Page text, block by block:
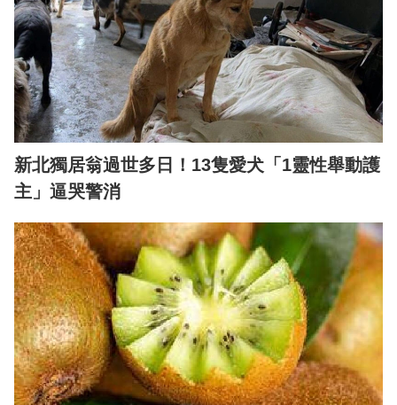
新北獨居翁過世多日！13隻愛犬「1靈性舉動護
主」逼哭警消